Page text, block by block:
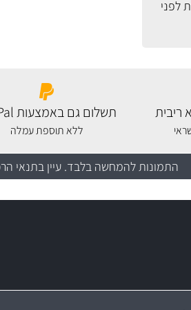
לפני
תשלום גם באמצעות PayPal
ללא תוספת עמלה
התמונות להמחשה בלבד. עיין בתנאי
יותר מ- 500 מסנני שמן, אוויר, דלק וקבינה